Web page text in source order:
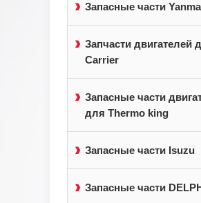
Запасные части
Запчасти двигателей
Carrier
Запасные части
для Thermo king
Запасные части Isuzu
Запасные части